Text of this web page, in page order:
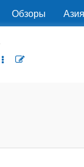
Обзоры Азия